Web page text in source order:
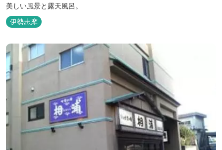
美しい風景と露天風呂。
伊勢志摩